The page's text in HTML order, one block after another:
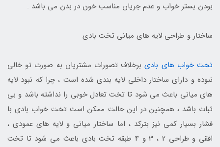
بودن بستر خواب و عدم جریان مناسب خون در بدن می باشد .
ساختار و طراحی لایه های میانی تخت بادی
تخت خواب های بادیبرخلاف تصورات مشتریان به صورت تو خالی
نبوده و دارای ساختار داخلی لایه بندی شده است ، چرا که نبود لایه
های میانی باعث می شود تا تخت تعادل خوبی را نداشته باشد و بی
ثبات باشد ، همچنین در این حالت ممکن است تخت خواب بادی با
فشار بسیار کمی نیز بترکد ، اما ساختار میانی و لایه های عمودی ،
افقی و طراحی 2 ، 3 و 4 طبقه تخت بادی باعث می شود تا تخت